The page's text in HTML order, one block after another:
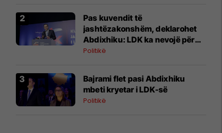
Pas kuvendit të
jashtëzakonshëm, deklarohet
Abdixhiku: LDK ka nevojë për
bashkim, Republika për
Politikë
Bajrami flet pasi Abdixhiku
mbeti kryetar i LDK-së
Politikë